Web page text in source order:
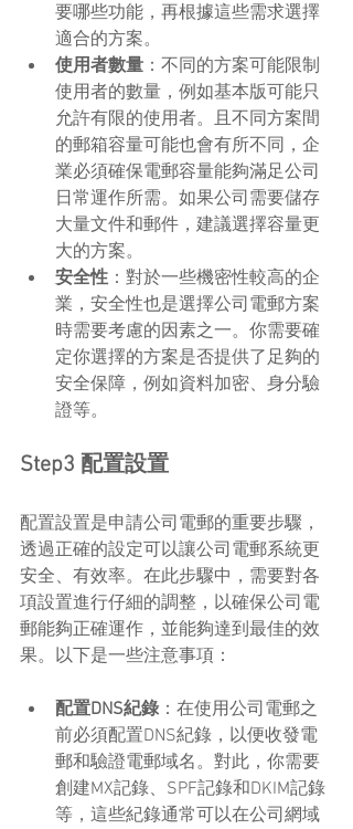
要哪些功能，再根據這些需求選擇
適合的方案。
使用者數量 ：不同的方案可能限制
使用者的數量，例如基本版可能只
允許有限的使用者。且不同方案間
的郵箱容量可能也會有所不同，企
業必須確保電郵容量能夠滿足公司
日常運作所需。如果公司需要儲存
大量文件和郵件，建議選擇容量更
大的方案。
安全性 ：對於一些機密性較高的企
業，安全性也是選擇公司電郵方案
時需要考慮的因素之一。你需要確
定你選擇的方案是否提供了足夠的
安全保障，例如資料加密、身分驗
證等。
Step3 配置設置
配置設置是申請公司電郵的重要步驟，
透過正確的設定可以讓公司電郵系統更
安全、有效率。在此步驟中，需要對各
項設置進行仔細的調整，以確保公司電
郵能夠正確運作，並能夠達到最佳的效
果。以下是一些注意事項：
配置DNS紀錄 ：在使用公司電郵之
前必須配置DNS紀錄，以便收發電
郵和驗證電郵域名。對此，你需要
創建MX記錄、SPF記錄和DKIM記錄
等，這些紀錄通常可以在公司網域